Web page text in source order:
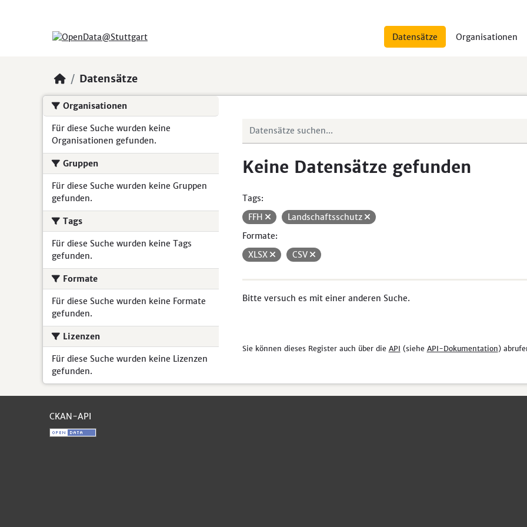
Datensätze Organisationen
Datensätze
Organisationen
Für diese Suche wurden keine
Organisationen gefunden.
Gruppen
Für diese Suche wurden keine Gruppen
gefunden.
Tags
Für diese Suche wurden keine Tags
gefunden.
Formate
Für diese Suche wurden keine Formate
gefunden.
Lizenzen
Für diese Suche wurden keine Lizenzen
gefunden.
Keine Datensätze gefunden
Tags:
FFH
Landschaftsschutz
Formate:
XLSX
CSV
Bitte versuch es mit einer anderen Suche.
Sie können dieses Register auch über die API (siehe API-Dokumentation)
CKAN-API